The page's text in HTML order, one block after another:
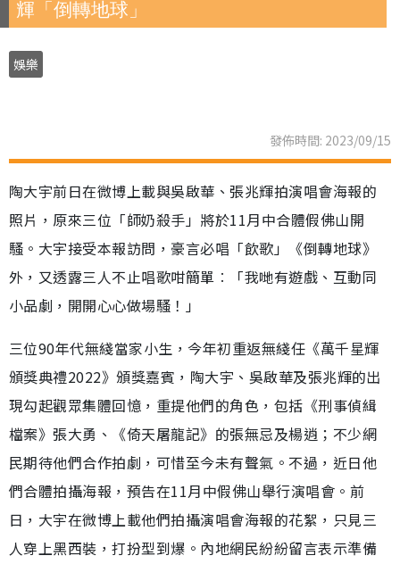
輝「倒轉地球」
娛樂
發佈時間: 2023/09/15
陶大宇前日在微博上載與吳啟華、張兆輝拍演唱會海報的
照片，原來三位「師奶殺手」將於11月中合體假佛山開
騷。大宇接受本報訪問，豪言必唱「飲歌」《倒轉地球》
外，又透露三人不止唱歌咁簡單︰「我哋有遊戲、互動同
小品劇，開開心心做場騷！」
三位90年代無綫當家小生，今年初重返無綫任《萬千星輝
頒獎典禮2022》頒獎嘉賓，陶大宇、吳啟華及張兆輝的出
現勾起觀眾集體回憶，重提他們的角色，包括《刑事偵緝
檔案》張大勇、《倚天屠龍記》的張無忌及楊逍；不少網
民期待他們合作拍劇，可惜至今未有聲氣。不過，近日他
們合體拍攝海報，預告在11月中假佛山舉行演唱會。前
日，大宇在微博上載他們拍攝演唱會海報的花絮，只見三
人穿上黑西裝，打扮型到爆。內地網民紛紛留言表示準備